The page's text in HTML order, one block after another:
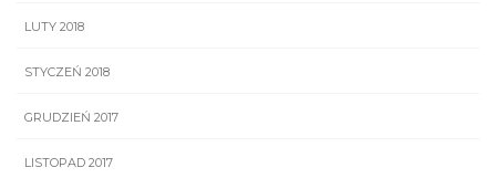
LUTY 2018
STYCZEŃ 2018
GRUDZIEŃ 2017
LISTOPAD 2017